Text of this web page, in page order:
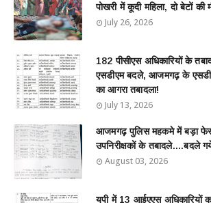
पोखरी में कूदी महिला, दो बेटों की
July 26, 2026
182 पीसीएस अधिकारियों के
एसडीएम बदले, आजमगढ़ के
का आगरा तबादला!
July 13, 2026
आजमगढ़ पुलिस महकमे में बड़ा
उपनिरीक्षकों के तबादले....बदले
August 03, 2026
यूपी में 13 आईएएस अधिकारियों